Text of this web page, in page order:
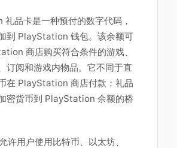
品卡是一种预付的数字代码，
到 PlayStation 钱包。该余额可
商店购买符合条件的游戏、
订阅和游戏内物品。它不同于直
在 PlayStation 商店付款；礼品
密货币到 PlayStation 余额的桥
许用户使用比特币、以太坊、